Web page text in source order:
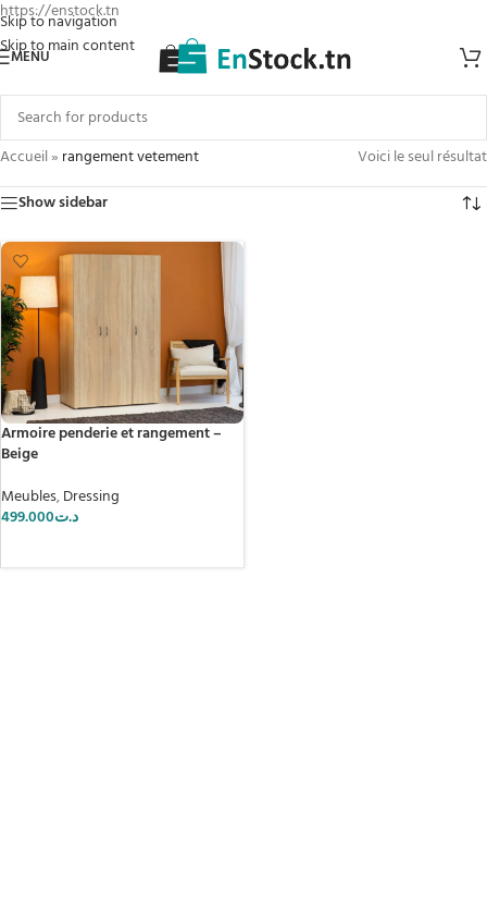
https://enstock.tn
Skip to navigation
Skip to main content
MENU
Accueil» rangement vetement
Voici le seul résultat
Show sidebar
Armoire penderie et rangement –
Beige
Meubles,Dressing
د.ت499.000